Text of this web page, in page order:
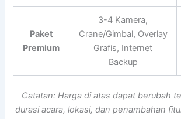
Paket
Premium
3-4 Kamera,
Crane/Gimbal, Overlay
Grafis, Internet
Backup
Catatan: Harga di atas dapat berubah
durasi acara, lokasi, dan penambahan